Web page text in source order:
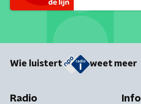
Wie luistert weet meer
Radio Info